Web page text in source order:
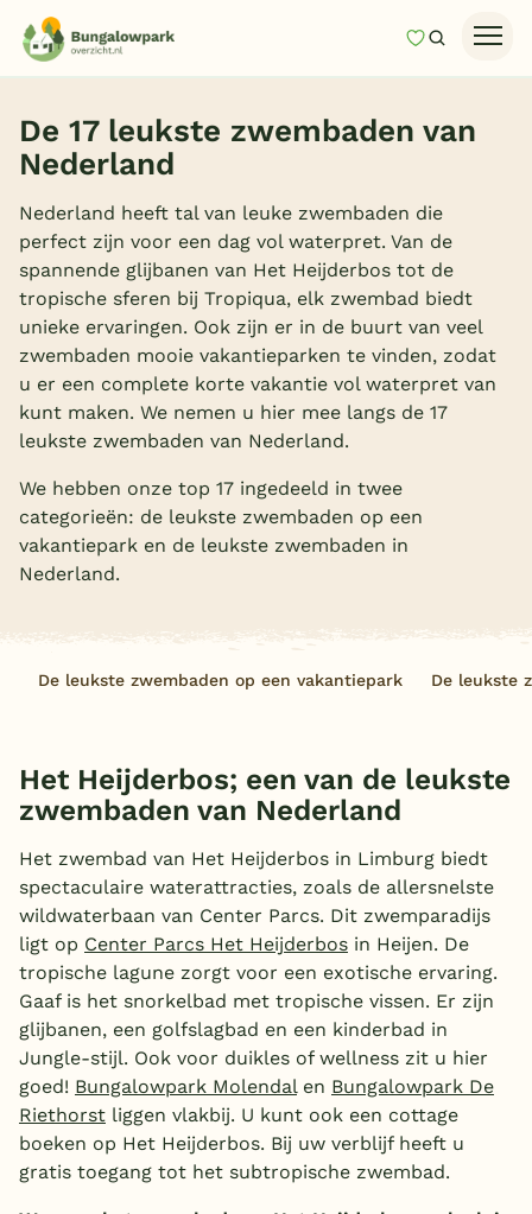
MijnZoeken
Last minutes
Zomervakantie
Nazomeren
Vakantiehuizen
Vakantiepark keuzehulp
Onze vakantiegidsen
Subtropisch zwembad
Bestemmingen
Nederland
Veluwe
Texel
Limburg
Duitsland
België
Blog
De 17 leukste zwembaden van
Nederland
Nederland heeft tal van leuke zwembaden die
perfect zijn voor een dag vol waterpret. Van de
spannende glijbanen van Het Heijderbos tot de
tropische sferen bij Tropiqua, elk zwembad biedt
unieke ervaringen. Ook zijn er in de buurt van veel
zwembaden mooie vakantieparken te vinden, zodat
u er een complete korte vakantie vol waterpret van
kunt maken. We nemen u hier mee langs de 17
leukste zwembaden van Nederland.
We hebben onze top 17 ingedeeld in twee
categorieën: de leukste zwembaden op een
vakantiepark en de leukste zwembaden in
Nederland.
De leukste zwembaden op een vakantiepark De leukste
Het Heijderbos; een van de leukste
zwembaden van Nederland
Het zwembad van Het Heijderbos in Limburg biedt
spectaculaire waterattracties, zoals de allersnelste
wildwaterbaan van Center Parcs. Dit zwemparadijs
ligt op Center Parcs Het Heijderbos in Heijen. De
tropische lagune zorgt voor een exotische ervaring.
Gaaf is het snorkelbad met tropische vissen. Er zijn
glijbanen, een golfslagbad en een kinderbad in
Jungle-stijl. Ook voor duikles of wellness zit u hier
goed! Bungalowpark Molendalen Bungalowpark De
Riethorst liggen vlakbij. U kunt ook een cottage
boeken op Het Heijderbos. Bij uw verblijf heeft u
gratis toegang tot het subtropische zwembad.